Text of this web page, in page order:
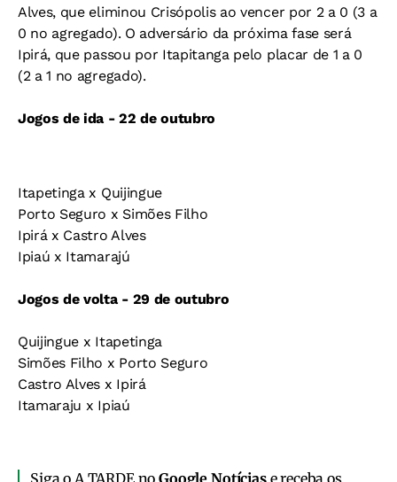
Alves, que eliminou Crisópolis ao vencer por 2 a 0 (3 a
0 no agregado). O adversário da próxima fase será
Ipirá, que passou por Itapitanga pelo placar de 1 a 0
(2 a 1 no agregado).
Jogos de ida - 22 de outubro
Itapetinga x Quijingue
Porto Seguro x Simões Filho
Ipirá x Castro Alves
Ipiaú x Itamarajú
Jogos de volta - 29 de outubro
Quijingue x Itapetinga
Simões Filho x Porto Seguro
Castro Alves x Ipirá
Itamaraju x Ipiaú
Siga o A TARDE noGoogle Notíciase receba os